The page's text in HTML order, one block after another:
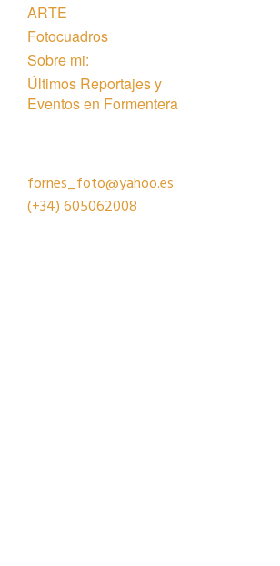
ARTE
Fotocuadros
Sobre mi:
Últimos Reportajes y
Eventos en Formentera
fornes_foto@yahoo.es
(+34)605062008